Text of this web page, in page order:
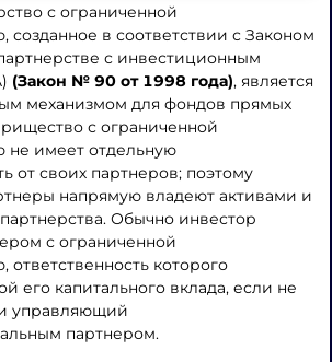
с ограниченной
созданное в соответствии с Законом
с инвестиционным
(Закон № 90 от 1998 года), является
механизмом для фондов прямых
с ограниченной
не имеет отдельную
от своих партнеров; поэтому
напрямую владеют активами и
Обычно инвестор
с ограниченной
ответственность которого
его капитального вклада, если не
управляющий
партнером.